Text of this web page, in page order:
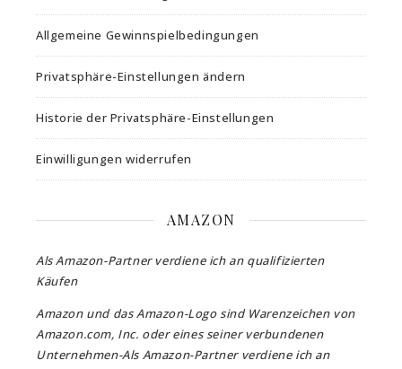
Allgemeine Gewinnspielbedingungen
Privatsphäre-Einstellungen ändern
Historie der Privatsphäre-Einstellungen
Einwilligungen widerrufen
AMAZON
Als Amazon-Partner verdiene ich an qualifizierten
Käufen
Amazon und das Amazon-Logo sind Warenzeichen von
Amazon.com, Inc. oder eines seiner verbundenen
Unternehmen-Als Amazon-Partner verdiene ich an